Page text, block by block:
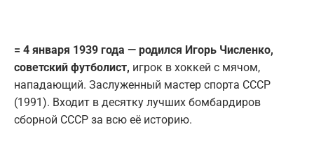
= 4 января 1939 года — родился Игорь Численко,
советский футболист, игрок в хоккей с мячом,
нападающий. Заслуженный мастер спорта СССР
(1991). Входит в десятку лучших бомбардиров
сборной СССР за всю её историю.